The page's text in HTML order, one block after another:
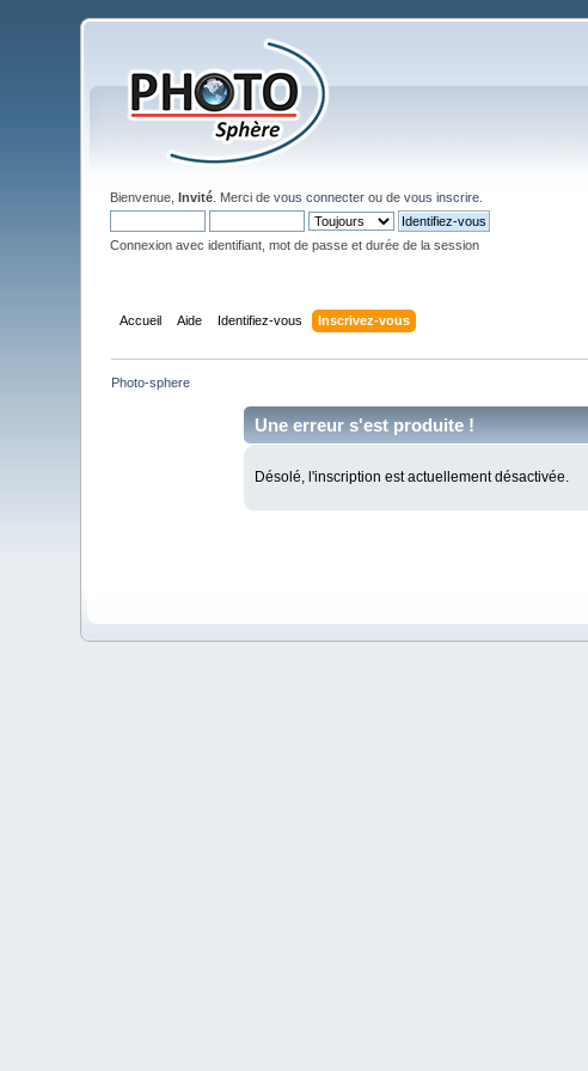
Bienvenue,Invité . Merci devous connecter ou devous inscrire
Connexion avec identifiant, mot de passe et durée de la session
Accueil Aide Identifiez-vous Inscrivez-vous
Photo-sphere
Une erreur s'est produite !
Désolé, l'inscription est actuellement désactivée.